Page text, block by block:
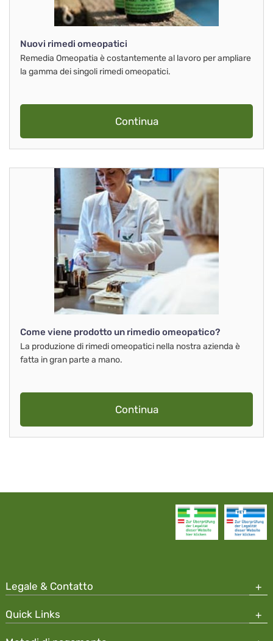
Nuovi rimedi omeopatici
Remedia Omeopatia è costantemente al lavoro per ampliare
la gamma dei singoli rimedi omeopatici.
Continua
Come viene prodotto un rimedio omeopatico?
La produzione di rimedi omeopatici nella nostra azienda è
fatta in gran parte a mano.
Continua
Legale & Contatto
Quick Links